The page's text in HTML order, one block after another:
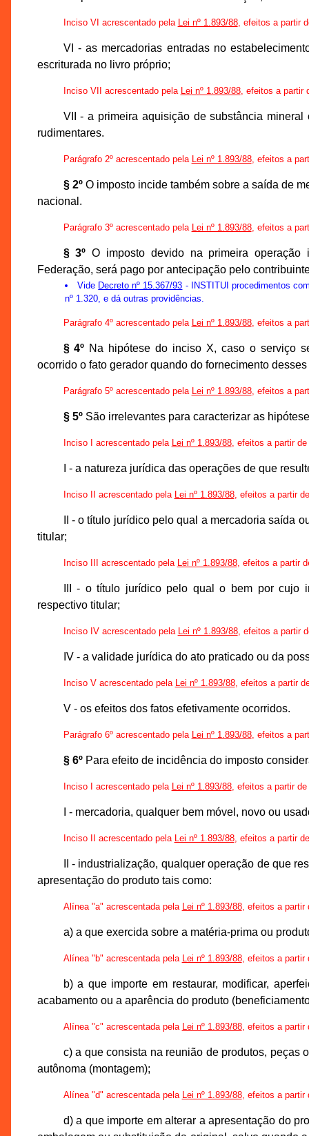
Inciso VI acrescentado pela Lei nº 1.893/88, efeitos a partir
VI - as mercadorias entradas no
escriturada no livro próprio;
Inciso VII acrescentado pela Lei nº 1.893/88, efeitos a partir
VII - a primeira aquisição de substância
rudimentares.
Parágrafo 2º acrescentado pela Lei nº 1.893/88, efeitos a
§ 2ºO imposto incide também sobre a saída de
nacional.
Parágrafo 3º acrescentado pela Lei nº 1.893/88, efeitos a
§ 3º O imposto devido na primeira operação
Federação, será pago por antecipação pelo
Vide Decreto nº 15.367/93 - INSTITUI procedimentos
nº 1.320, e dá outras providências.
Parágrafo 4º acrescentado pela Lei nº 1.893/88, efeitos a
§ 4º Na hipótese do inciso X, caso o serviço
ocorrido o fato gerador quando do fornecimento
Parágrafo 5º acrescentado pela Lei nº 1.893/88, efeitos a
§ 5ºSão irrelevantes para caracterizar as
Inciso I acrescentado pela Lei nº 1.893/88, efeitos a partir de
I - a natureza jurídica das operações de que
Inciso II acrescentado pela Lei nº 1.893/88, efeitos a partir
II - o título jurídico pelo qual a mercadoria saída
titular;
Inciso III acrescentado pela Lei nº 1.893/88, efeitos a partir
III - o título jurídico pelo qual o bem por cujo
respectivo titular;
Inciso IV acrescentado pela Lei nº 1.893/88, efeitos a partir
IV - a validade jurídica do ato praticado ou da
Inciso V acrescentado pela Lei nº 1.893/88, efeitos a partir
V - os efeitos dos fatos efetivamente ocorridos.
Parágrafo 6º acrescentado pela Lei nº 1.893/88, efeitos a
§ 6ºPara efeito de incidência do imposto
Inciso I acrescentado pela Lei nº 1.893/88, efeitos a partir de
I - mercadoria, qualquer bem móvel, novo ou
Inciso II acrescentado pela Lei nº 1.893/88, efeitos a partir
II - industrialização, qualquer operação de que
apresentação do produto tais como:
Alínea "a" acrescentada pela Lei nº 1.893/88, efeitos a partir
a) a que exercida sobre a matéria-prima ou
Alínea "b" acrescentada pela Lei nº 1.893/88, efeitos a partir
b) a que importe em restaurar, modificar,
acabamento ou a aparência do produto
Alínea "c" acrescentada pela Lei nº 1.893/88, efeitos a partir
c) a que consista na reunião de produtos, peças
autônoma (montagem);
Alínea "d" acrescentada pela Lei nº 1.893/88, efeitos a partir
d) a que importe em alterar a apresentação do